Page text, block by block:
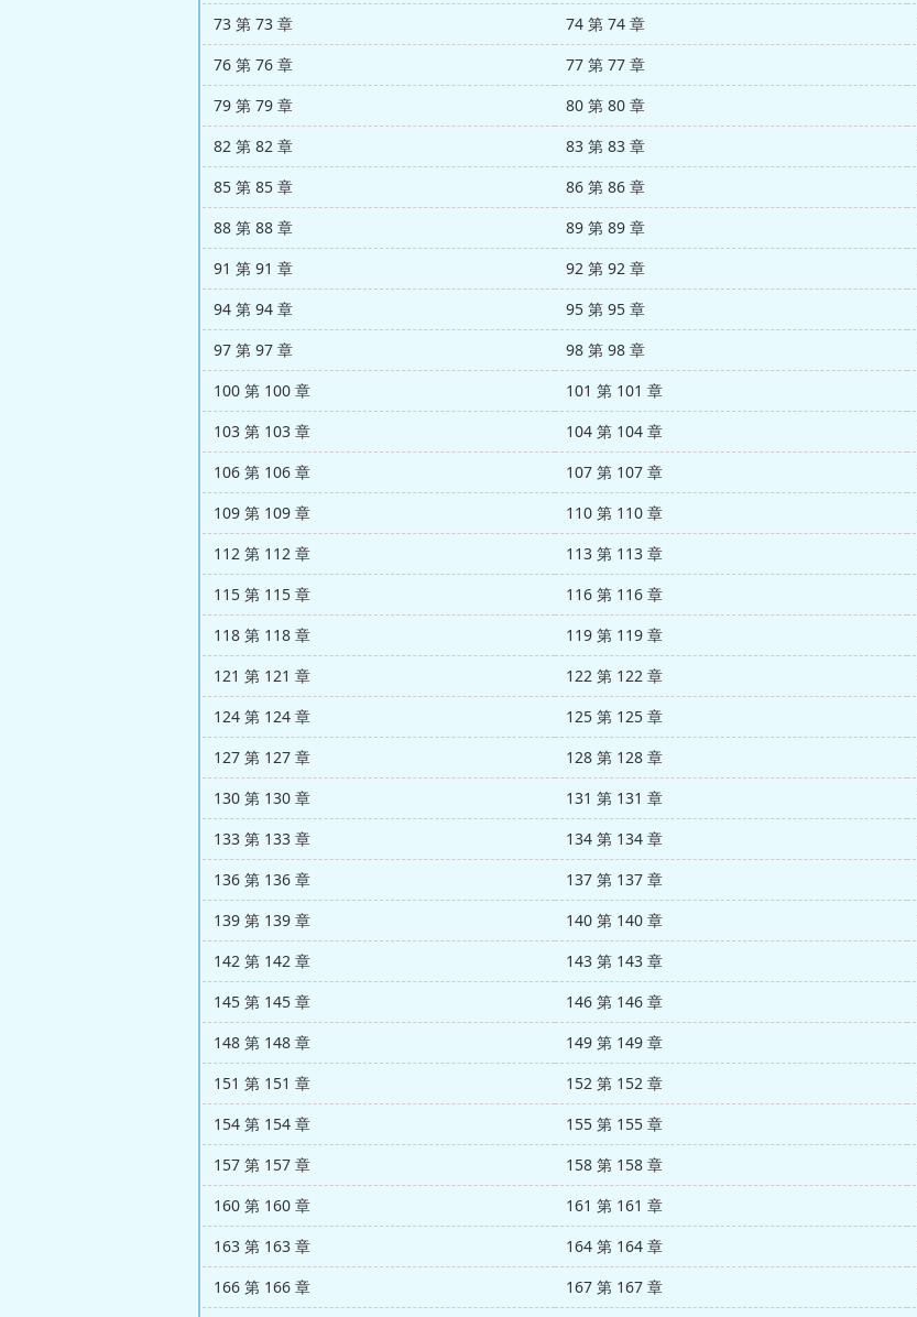
73 第 73 章
74 第 74 章
76 第 76 章
77 第 77 章
79 第 79 章
80 第 80 章
82 第 82 章
83 第 83 章
85 第 85 章
86 第 86 章
88 第 88 章
89 第 89 章
91 第 91 章
92 第 92 章
94 第 94 章
95 第 95 章
97 第 97 章
98 第 98 章
100 第 100 章
101 第 101 章
103 第 103 章
104 第 104 章
106 第 106 章
107 第 107 章
109 第 109 章
110 第 110 章
112 第 112 章
113 第 113 章
115 第 115 章
116 第 116 章
118 第 118 章
119 第 119 章
121 第 121 章
122 第 122 章
124 第 124 章
125 第 125 章
127 第 127 章
128 第 128 章
130 第 130 章
131 第 131 章
133 第 133 章
134 第 134 章
136 第 136 章
137 第 137 章
139 第 139 章
140 第 140 章
142 第 142 章
143 第 143 章
145 第 145 章
146 第 146 章
148 第 148 章
149 第 149 章
151 第 151 章
152 第 152 章
154 第 154 章
155 第 155 章
157 第 157 章
158 第 158 章
160 第 160 章
161 第 161 章
163 第 163 章
164 第 164 章
166 第 166 章
167 第 167 章